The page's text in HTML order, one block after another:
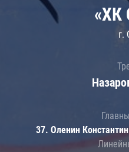
«ХК
г.
37. Оленин